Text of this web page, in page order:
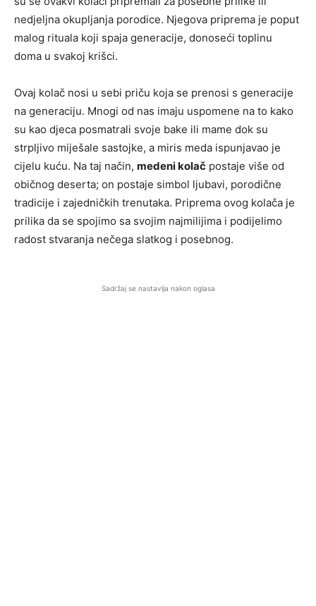
nedjeljna okupljanja porodice. Njegova priprema je poput
malog rituala koji spaja generacije, donoseći toplinu
doma u svakoj krišci.
Ovaj kolač nosi u sebi priču koja se prenosi s generacije
na generaciju. Mnogi od nas imaju uspomene na to kako
su kao djeca posmatrali svoje bake ili mame dok su
strpljivo miješale sastojke, a miris meda ispunjavao je
cijelu kuću. Na taj način, medeni kolač postaje više od
običnog deserta; on postaje simbol ljubavi, porodične
tradicije i zajedničkih trenutaka. Priprema ovog kolača je
prilika da se spojimo sa svojim najmilijima i podijelimo
radost stvaranja nečega slatkog i posebnog.
Sadržaj se nastavlja nakon oglasa